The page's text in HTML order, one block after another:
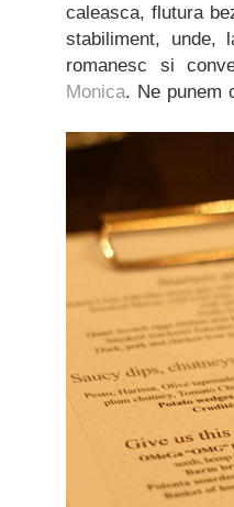
caleasca, flutura
stabiliment, unde,
romanesc si
Monica. Ne punem